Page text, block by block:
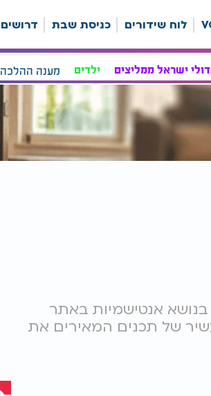
לוח שידורים כניסת שבת דרושים
ישראל ממליצים ילדים מענה ההלכה
אנטישמיות באתר
עשיר של תכנים המאירים את